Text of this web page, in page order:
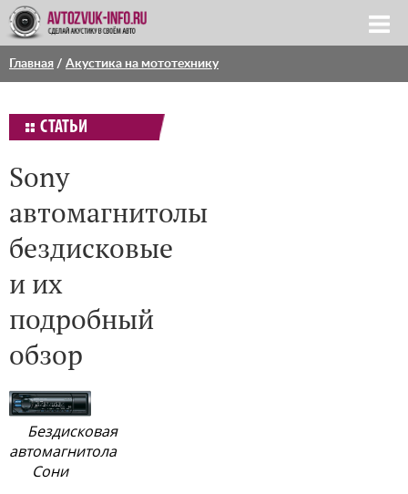
Главная / Акустика на мототехнику
СТАТЬИ
Sony
автомагнитолы
бездисковые
и их
подробный
обзор
Бездисковая
автомагнитола
Сони